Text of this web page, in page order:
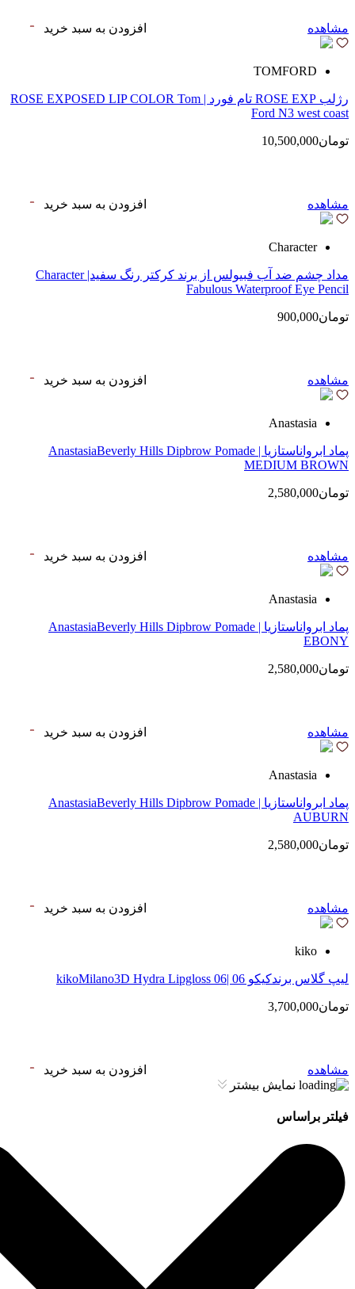
مشاهده افزودن به سبد خرید
TOMFORD
رژلب ROSE EXP تام فورد | ROSE EXPOSED LIP COLOR Tom
Ford N3 west coast
تومان10,500,000
مشاهده افزودن به سبد خرید
Character
مداد چشم ضد آب فبیولس از برند کرکتر رنگ سفید| Character
Fabulous Waterproof Eye Pencil
تومان900,000
مشاهده افزودن به سبد خرید
Anastasia
پماد ابرواناستازیا | AnastasiaBeverly Hills Dipbrow Pomade
MEDIUM BROWN
تومان2,580,000
مشاهده افزودن به سبد خرید
Anastasia
پماد ابرواناستازیا | AnastasiaBeverly Hills Dipbrow Pomade
EBONY
تومان2,580,000
مشاهده افزودن به سبد خرید
Anastasia
پماد ابرواناستازیا | AnastasiaBeverly Hills Dipbrow Pomade
AUBURN
تومان2,580,000
مشاهده افزودن به سبد خرید
kiko
لیپ گلاس‌ برندکیکو 06 |kikoMilano3D Hydra Lipgloss 06
تومان3,700,000
مشاهده
افزودن به سبد خرید
نمایش بیشتر
فیلتر براساس